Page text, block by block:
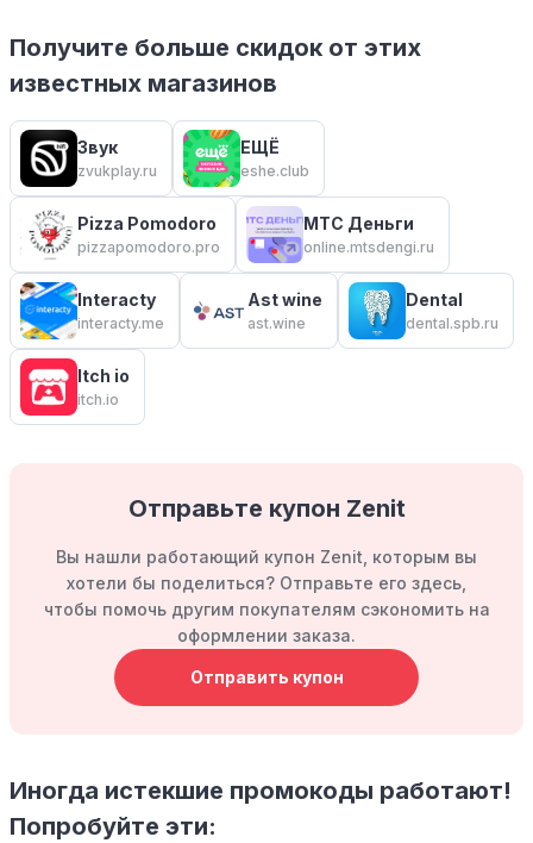
Получите больше скидок от этих
известных магазинов
Звук
zvukplay.ru
ЕЩЁ
eshe.club
Pizza Pomodoro
pizzapomodoro.pro
МТС Деньги
online.mtsdengi.ru
Interacty
interacty.me
Ast wine
ast.wine
Dental
dental.spb.ru
Itch io
itch.io
Отправьте купон Zenit
Вы нашли работающий купон Zenit, которым вы
хотели бы поделиться? Отправьте его здесь,
чтобы помочь другим покупателям сэкономить на
оформлении заказа.
Отправить купон
Иногда истекшие промокоды работают!
Попробуйте эти: